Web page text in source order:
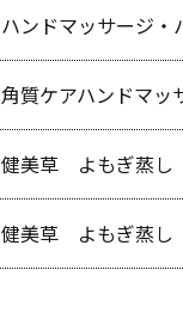
ハンドマッサージ・
角質ケアハンドマッ
健美草 よもぎ蒸
健美草 よもぎ蒸